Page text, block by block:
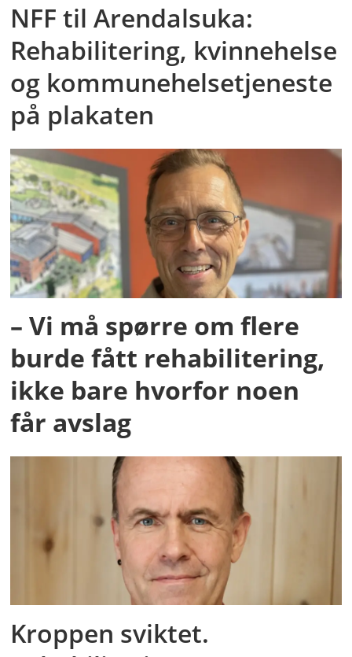
NFF til Arendalsuka:
Rehabilitering, kvinnehelse
og kommunehelsetjeneste
på plakaten
– Vi må spørre om flere
burde fått rehabilitering,
ikke bare hvorfor noen
får avslag
Kroppen sviktet.